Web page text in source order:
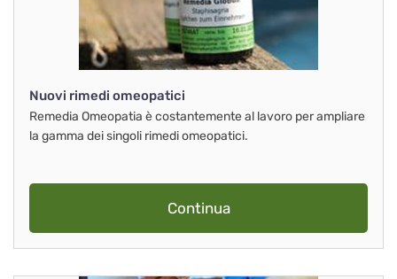
Nuovi rimedi omeopatici
Remedia Omeopatia è costantemente al lavoro per ampliare
la gamma dei singoli rimedi omeopatici.
Continua